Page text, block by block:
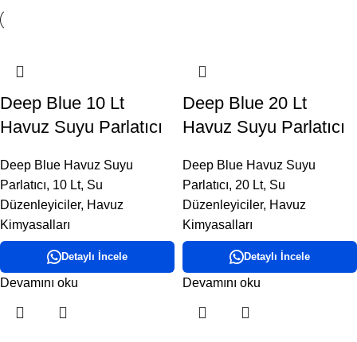
Deep Blue 10 Lt
Havuz Suyu Parlatıcı
Deep Blue Havuz Suyu
Parlatıcı, 10 Lt, Su
Düzenleyiciler, Havuz
Kimyasalları
Detaylı İncele
Devamını oku
Deep Blue 20 Lt
Havuz Suyu Parlatıcı
Deep Blue Havuz Suyu
Parlatıcı, 20 Lt, Su
Düzenleyiciler, Havuz
Kimyasalları
Detaylı İncele
Devamını oku